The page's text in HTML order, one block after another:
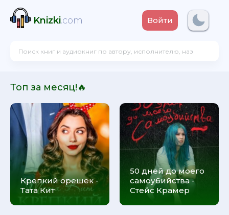
Knizki.com Войти
Топ за месяц!🔥
Крепкий орешек -
Тата Кит
50 дней до моего
самоубийства -
Стейс Крамер